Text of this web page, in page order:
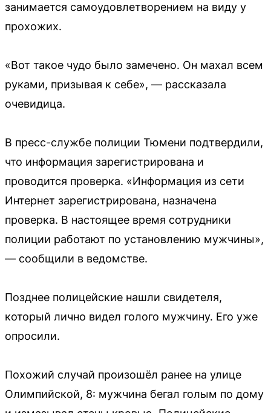
занимается самоудовлетворением на виду у
прохожих.
«Вот такое чудо было замечено. Он махал всем
руками, призывая к себе», — рассказала
очевидица.
В пресс-службе полиции Тюмени подтвердили,
что информация зарегистрирована и
проводится проверка. «Информация из сети
Интернет зарегистрирована, назначена
проверка. В настоящее время сотрудники
полиции работают по установлению мужчины»,
— сообщили в ведомстве.
Позднее полицейские нашли свидетеля,
который лично видел голого мужчину. Его уже
опросили.
Похожий случай произошёл ранее на улице
Олимпийской, 8: мужчина бегал голым по дому